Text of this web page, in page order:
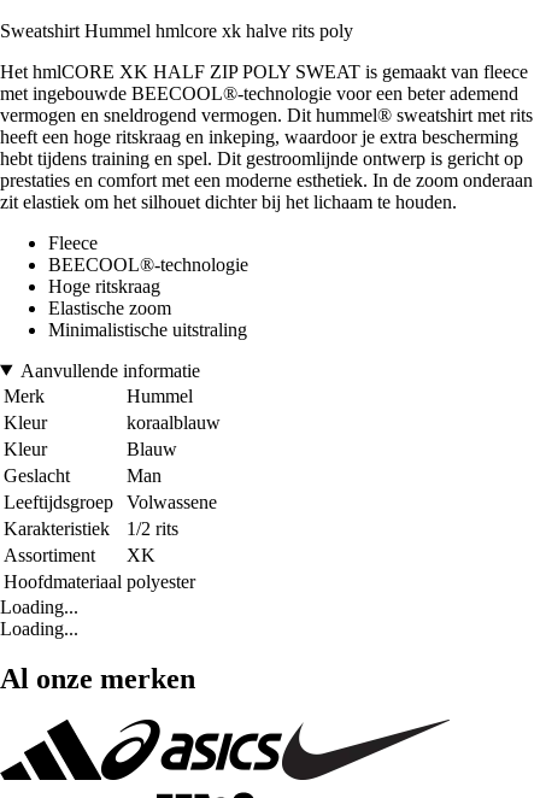
Sweatshirt Hummel hmlcore xk halve rits poly
Het hmlCORE XK HALF ZIP POLY SWEAT is gemaakt van fleece
met ingebouwde BEECOOL®-technologie voor een beter ademend
vermogen en sneldrogend vermogen. Dit hummel® sweatshirt met rits
heeft een hoge ritskraag en inkeping, waardoor je extra bescherming
hebt tijdens training en spel. Dit gestroomlijnde ontwerp is gericht op
prestaties en comfort met een moderne esthetiek. In de zoom onderaan
zit elastiek om het silhouet dichter bij het lichaam te houden.
Fleece
BEECOOL®-technologie
Hoge ritskraag
Elastische zoom
Minimalistische uitstraling
Aanvullende informatie
Merk
Hummel
Kleur
koraalblauw
Kleur
Blauw
Geslacht
Man
Leeftijdsgroep
Volwassene
Karakteristiek
1/2 rits
Assortiment
XK
Hoofdmateriaal polyester
Loading...
Loading...
Al onze merken